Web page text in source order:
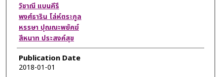
Authors
วิชาณี แบนคีรี
พงศ์ธาริน โล่ห์ตระกูล
หรรษา ปุณณะพยัคฆ์
สีหนาท ประสงค์สุข
Publication Date
2018-01-01